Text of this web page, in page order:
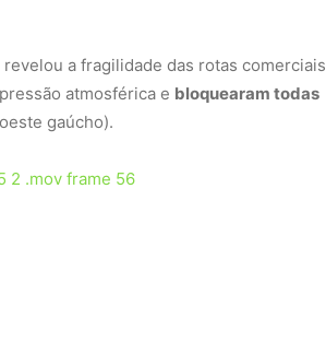
a fragilidade das rotas comerciais
atmosférica e bloquearam todas
gaúcho).